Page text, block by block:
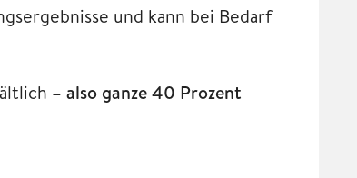
und kann bei Bedarf
– also ganze 40 Prozent